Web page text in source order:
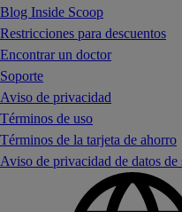
Blog Inside Scoop
Restricciones para descuentos
Encontrar un doctor
Soporte
Aviso de privacidad
Términos de uso
Términos de la tarjeta de ahorro
Aviso de privacidad de datos